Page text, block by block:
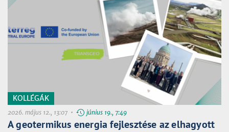
KOLLÉGÁK
2026. május 12., 13:07 • június 19., 7:49
A geotermikus energia fejlesztése az elhagyott